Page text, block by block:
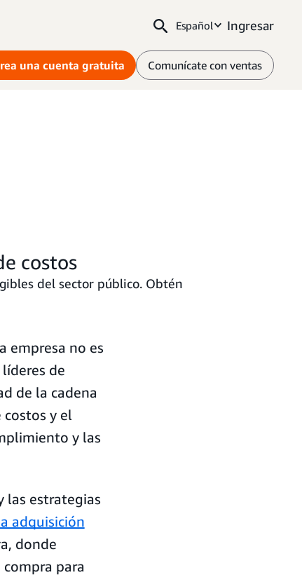
Español Ingresar
una cuenta gratuita Comunícate con ventas
costos
del sector público. Obtén
empresa no es
de
de la cadena
y el
y las
las estrategias
adquisición
donde
para